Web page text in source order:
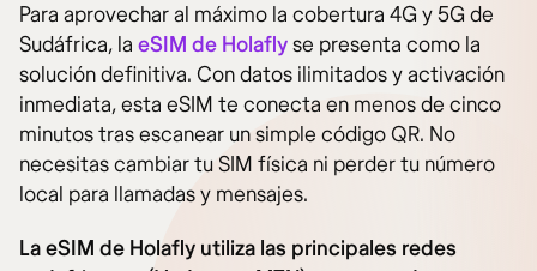
Para aprovechar al máximo la cobertura 4G y 5G de
Sudáfrica, la eSIM de Holaflyse presenta como la
solución definitiva. Con datos ilimitados y activación
inmediata, esta eSIM te conecta en menos de cinco
minutos tras escanear un simple código QR. No
necesitas cambiar tu SIM física ni perder tu número
local para llamadas y mensajes.
La eSIM de Holafly utiliza las principales redes